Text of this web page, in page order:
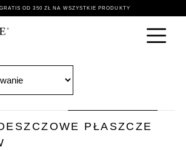
OD 350 ZŁ NA WSZYSTKIE PRODUKTY
PŁASZCZE